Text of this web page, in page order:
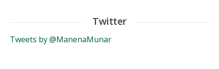
Twitter
Tweets by @ManenaMunar